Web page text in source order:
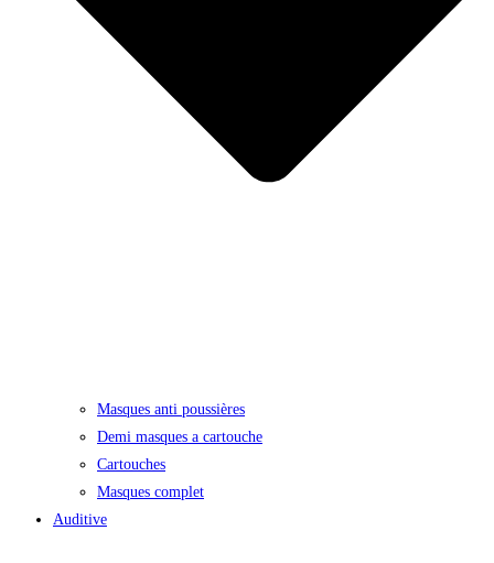
Masques anti poussières
Demi masques a cartouche
Cartouches
Masques complet
Auditive